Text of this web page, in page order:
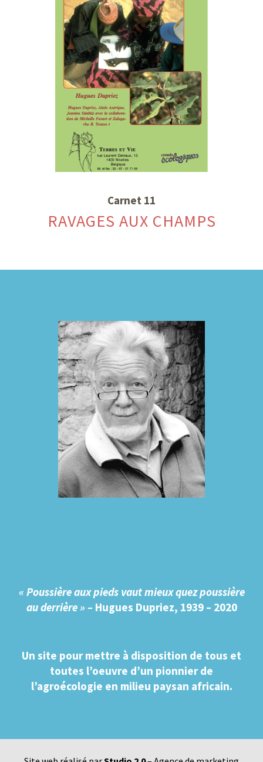
Carnet 11
RAVAGES AUX CHAMPS
« Poussière aux pieds vaut mieux quez poussière
au derrière » – Hugues Dupriez, 1939 – 2020
Un site pour mettre à disposition de tous et
toutes l’oeuvre d’un pionnier de
l’agroécologie en milieu paysan africain.